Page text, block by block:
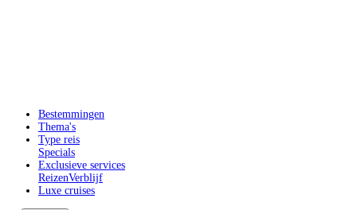
Bestemmingen
Thema's
Type reis
Specials
Exclusieve services
ReizenVerblijf
Luxe cruises